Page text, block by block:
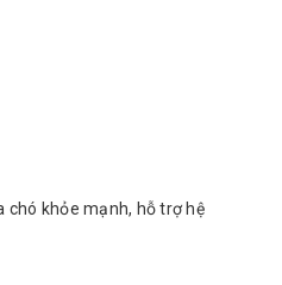
khỏe mạnh, hỗ trợ hệ